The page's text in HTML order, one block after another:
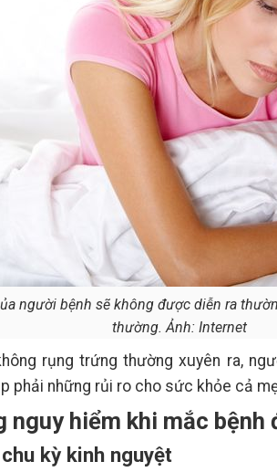
người bệnh sẽ không được diễn ra
thường. Ảnh: Internet
rụng trứng thường xuyên ra,
phải những rủi ro cho sức khỏe cả
nguy hiểm khi mắc bệnh
kỳ kinh nguyệt